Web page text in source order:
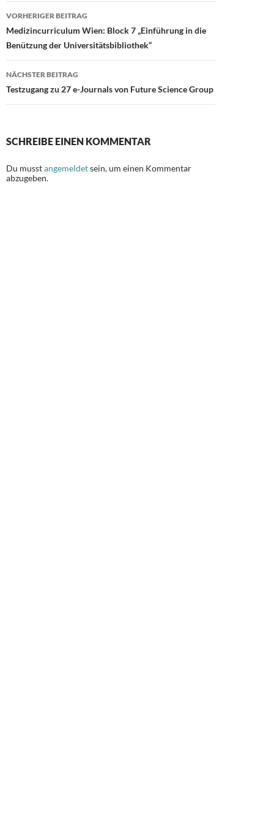
b
o
o
k
d
o
n
n
Beitragsnavigation
VORHERIGER BEITRAG
Medizincurriculum Wien: Block 7 „Einführung in die
Benützung der Universitätsbibliothek“
NÄCHSTER BEITRAG
Testzugang zu 27 e-Journals von Future Science Group
SCHREIBE EINEN KOMMENTAR
Du musstangemeldetsein, um einen Kommentar
abzugeben.